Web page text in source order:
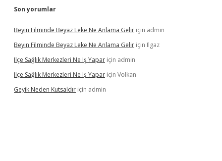
Son yorumlar
Beyin Filminde Beyaz Leke Ne Anlama Gelir için admin
Beyin Filminde Beyaz Leke Ne Anlama Gelir için Ilgaz
Ilçe Sağlık Merkezleri Ne Iş Yapar için admin
Ilçe Sağlık Merkezleri Ne Iş Yapar için Volkan
Geyik Neden Kutsaldır için admin